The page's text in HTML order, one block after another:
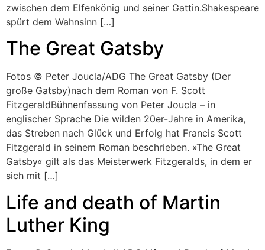
zwischen dem Elfenkönig und seiner Gattin.Shakespeare
spürt dem Wahnsinn […]
The Great Gatsby
Fotos © Peter Joucla/ADG The Great Gatsby (Der
große Gatsby)nach dem Roman von F. Scott
FitzgeraldBühnenfassung von Peter Joucla – in
englischer Sprache Die wilden 20er-Jahre in Amerika,
das Streben nach Glück und Erfolg hat Francis Scott
Fitzgerald in seinem Roman beschrieben. »The Great
Gatsby« gilt als das Meisterwerk Fitzgeralds, in dem er
sich mit […]
Life and death of Martin
Luther King